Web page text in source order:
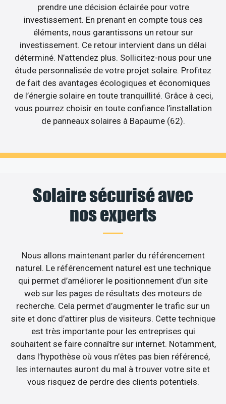
prendre une décision éclairée pour votre
investissement. En prenant en compte tous ces
éléments, nous garantissons un retour sur
investissement. Ce retour intervient dans un délai
déterminé. N’attendez plus. Sollicitez-nous pour une
étude personnalisée de votre projet solaire. Profitez
de fait des avantages écologiques et économiques
de l’énergie solaire en toute tranquillité. Grâce à ceci,
vous pourrez choisir en toute confiance l’installation
de panneaux solaires à Bapaume (62).
Solaire sécurisé avec
nos experts
Nous allons maintenant parler du référencement
naturel. Le référencement naturel est une technique
qui permet d’améliorer le positionnement d’un site
web sur les pages de résultats des moteurs de
recherche. Cela permet d’augmenter le trafic sur un
site et donc d’attirer plus de visiteurs. Cette technique
est très importante pour les entreprises qui
souhaitent se faire connaître sur internet. Notamment,
dans l’hypothèse où vous n’êtes pas bien référencé,
les internautes auront du mal à trouver votre site et
vous risquez de perdre des clients potentiels.